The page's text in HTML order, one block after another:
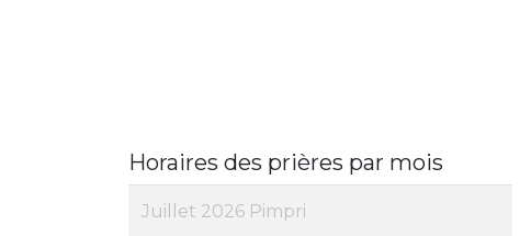
Horaires des prières par mois
Juillet 2026 Pimpri